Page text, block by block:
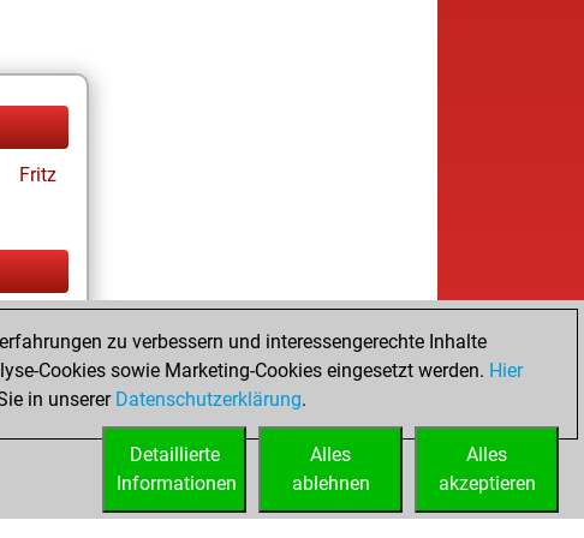
Fritz
zu verbessern und interessengerechte Inhalte
Cookies sowie Marketing-Cookies eingesetzt werden. Hier
in unserer Datenschutzerklärung.
Alles
akzeptieren
Alles
ablehnen
Detaillierte
Informationen